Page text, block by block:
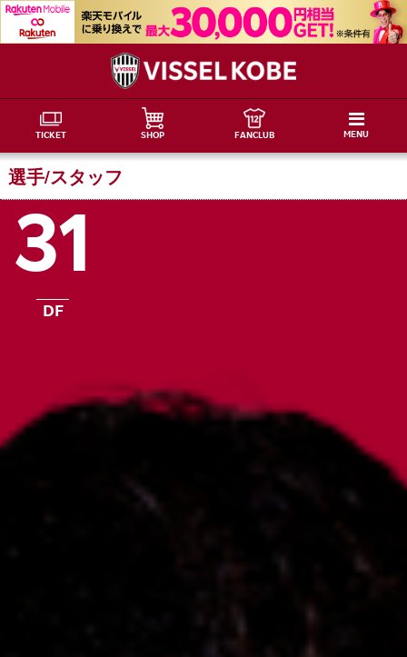
TICKET SHOP FANCLUB MENU
選手/スタッフ
31
DF